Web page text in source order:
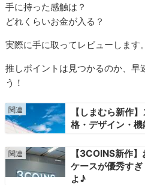
手に持った感触は？
どれくらいお金が入る？
実際に手に取ってレビューします。
推しポイントは見つかるのか、早
う！
【しまむら新作
格・デザイン・機
【3COINS新作
ケースが優秀す
よ♪